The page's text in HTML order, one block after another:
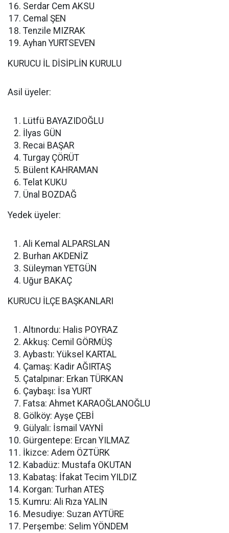
Serdar Cem AKSU
Cemal ŞEN
Tenzile MIZRAK
Ayhan YURTSEVEN
KURUCU İL DİSİPLİN KURULU
Asil üyeler:
Lütfü BAYAZIDOĞLU
İlyas GÜN
Recai BAŞAR
Turgay ÇÖRÜT
Bülent KAHRAMAN
Telat KUKU
Ünal BOZDAĞ
Yedek üyeler:
Ali Kemal ALPARSLAN
Burhan AKDENİZ
Süleyman YETGÜN
Uğur BAKAÇ
KURUCU İLÇE BAŞKANLARI
Altınordu: Halis POYRAZ
Akkuş: Cemil GÖRMÜŞ
Aybastı: Yüksel KARTAL
Çamaş: Kadir AĞIRTAŞ
Çatalpınar: Erkan TÜRKAN
Çaybaşı: İsa YURT
Fatsa: Ahmet KARAOĞLANOĞLU
Gölköy: Ayşe ÇEBİ
Gülyalı: İsmail VAYNİ
Gürgentepe: Ercan YILMAZ
İkizce: Adem ÖZTÜRK
Kabadüz: Mustafa OKUTAN
Kabataş: İfakat Tecim YILDIZ
Korgan: Turhan ATEŞ
Kumru: Ali Rıza YALIN
Mesudiye: Suzan AYTÜRE
Perşembe: Selim YÖNDEM